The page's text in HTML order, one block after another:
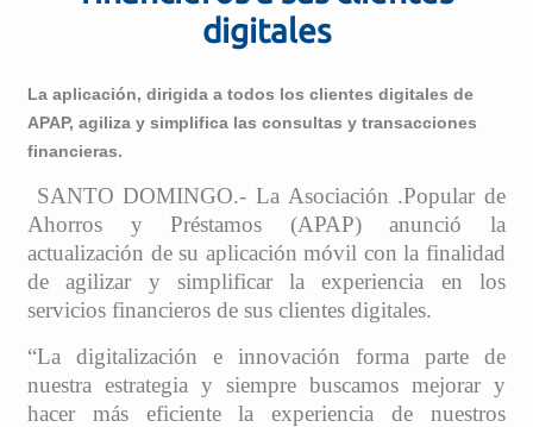
digitales
La aplicación, dirigida a todos los clientes digitales de
APAP, agiliza y simplifica las consultas y transacciones
financieras.
SANTO DOMINGO.- La Asociación .Popular de
Ahorros y Préstamos (APAP) anunció la
actualización de su aplicación móvil con la finalidad
de agilizar y simplificar la experiencia en los
servicios financieros de sus clientes digitales.
“La digitalización e innovación forma parte de
nuestra estrategia y siempre buscamos mejorar y
hacer más eficiente la experiencia de nuestros